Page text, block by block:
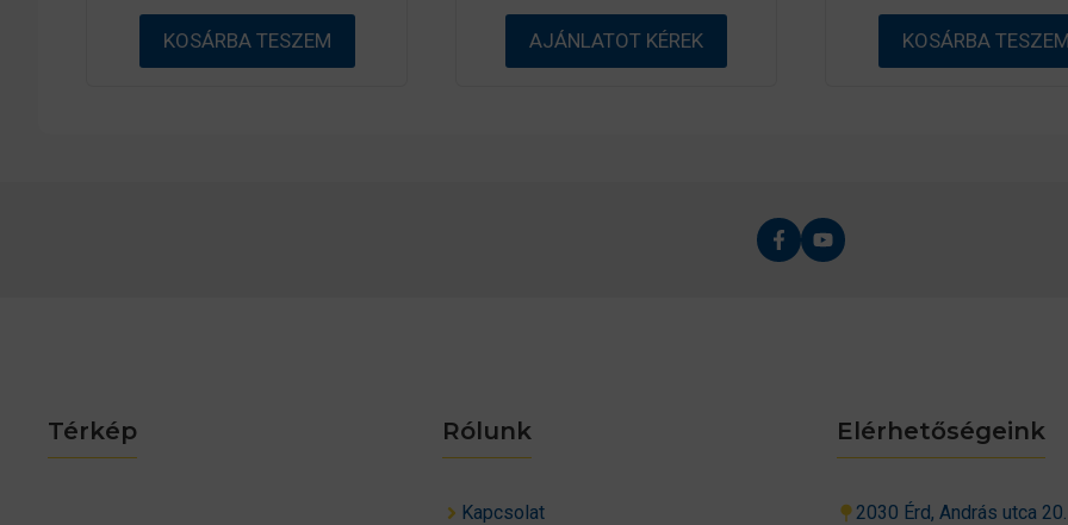
b
ő
l
KOSÁRBA TESZEM AJÁNLATOT KÉREK
b
ő
l
KOSÁRBA
Térkép Rólunk
Kapcsolat
Elérhetőségeink
2030 Érd, András utca 20.